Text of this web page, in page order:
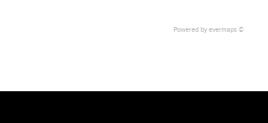
Powered by evermaps ©